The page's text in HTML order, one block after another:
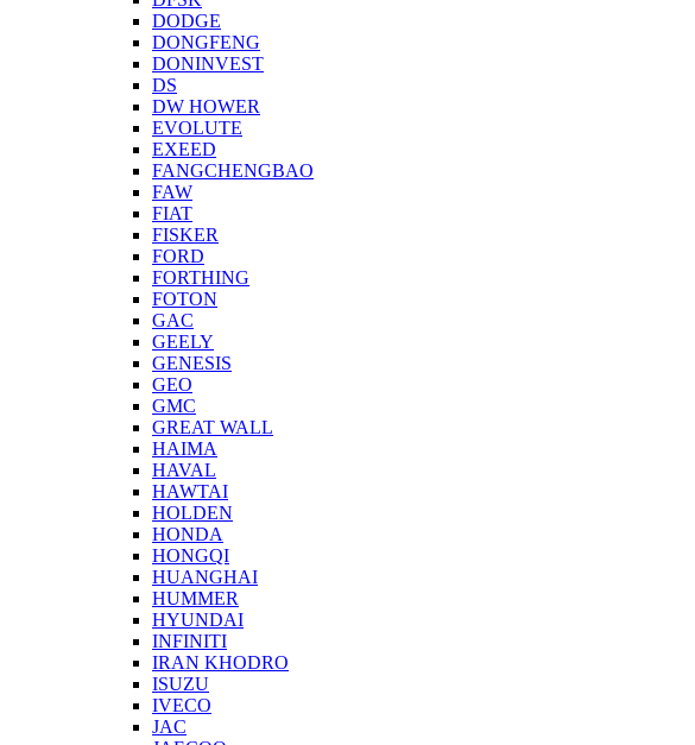
DODGE
DONGFENG
DONINVEST
DS
DW HOWER
EVOLUTE
EXEED
FANGCHENGBAO
FAW
FIAT
FISKER
FORD
FORTHING
FOTON
GAC
GEELY
GENESIS
GEO
GMC
GREAT WALL
HAIMA
HAVAL
HAWTAI
HOLDEN
HONDA
HONGQI
HUANGHAI
HUMMER
HYUNDAI
INFINITI
IRAN KHODRO
ISUZU
IVECO
JAC